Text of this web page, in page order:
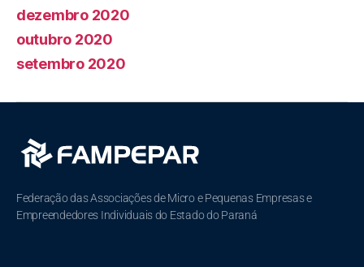
dezembro 2020
outubro 2020
setembro 2020
Federação das Associações de Micro e Pequenas Empresas e
Empreendedores Individuais do Estado do Paraná